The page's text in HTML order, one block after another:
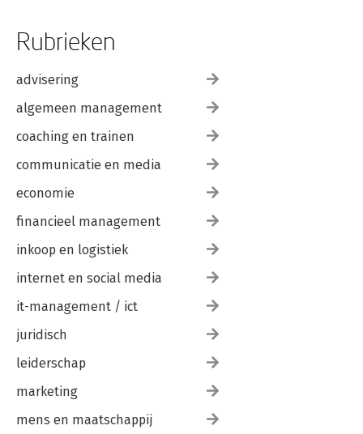
Rubrieken
advisering
algemeen management
coaching en trainen
communicatie en media
economie
financieel management
inkoop en logistiek
internet en social media
it-management / ict
juridisch
leiderschap
marketing
mens en maatschappij